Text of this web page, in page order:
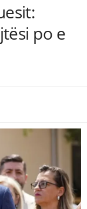
po e